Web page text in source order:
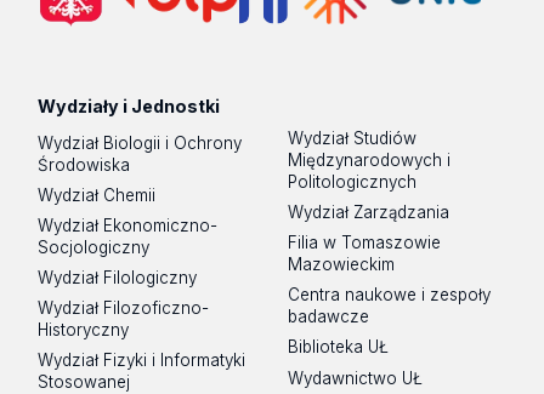
Wydziały i Jednostki
Wydział Biologii i Ochrony
Środowiska
Wydział Chemii
Wydział Ekonomiczno-
Socjologiczny
Wydział Filologiczny
Wydział Filozoficzno-
Historyczny
Wydział Fizyki i Informatyki
Stosowanej
Wydział Studiów
Międzynarodowych i
Politologicznych
Wydział Zarządzania
Filia w Tomaszowie
Mazowieckim
Centra naukowe i zespoły
badawcze
Biblioteka UŁ
Wydawnictwo UŁ